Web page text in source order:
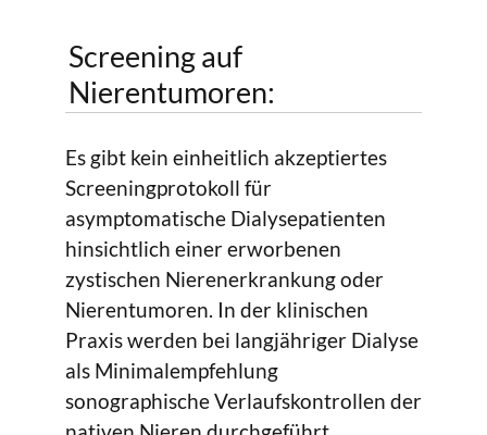
Screening auf
Nierentumoren:
Es gibt kein einheitlich akzeptiertes
Screeningprotokoll für
asymptomatische Dialysepatienten
hinsichtlich einer erworbenen
zystischen Nierenerkrankung oder
Nierentumoren. In der klinischen
Praxis werden bei langjähriger Dialyse
als Minimalempfehlung
sonographische Verlaufskontrollen der